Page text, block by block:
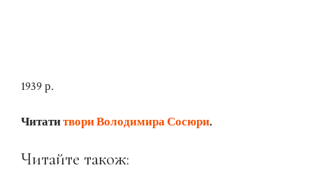
1939 р.
Читатитвори Володимира Сосюри.
Читайте також: